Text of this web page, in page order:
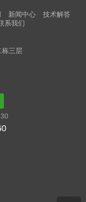
新闻中心
技术解答
系我们
栋三层